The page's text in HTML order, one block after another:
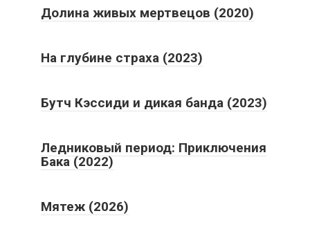
Долина живых мертвецов (2020)
На глубине страха (2023)
Бутч Кэссиди и дикая банда (2023)
Ледниковый период: Приключения
Бака (2022)
Мятеж (2026)